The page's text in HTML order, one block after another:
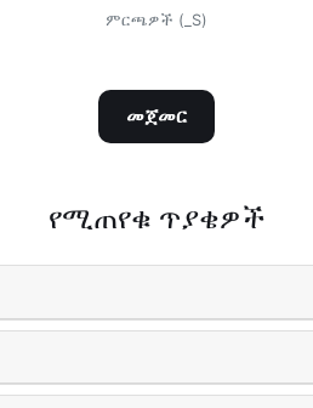
ምርጫዎች (_S)
መጀመር
የሚጠየቁ ጥያቄዎች